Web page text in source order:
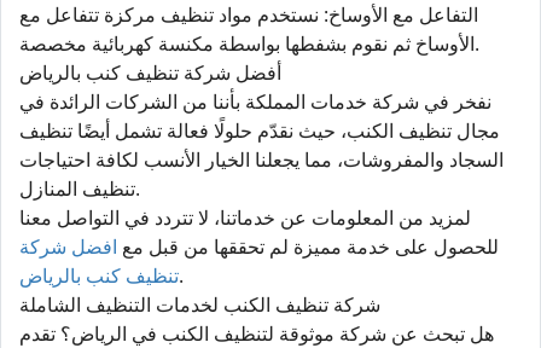
التفاعل مع الأوساخ: نستخدم مواد تنظيف مركزة تتفاعل مع
الأوساخ ثم نقوم بشفطها بواسطة مكنسة كهربائية مخصصة.
أفضل شركة تنظيف كنب بالرياض
نفخر في شركة خدمات المملكة بأننا من الشركات الرائدة في
مجال تنظيف الكنب، حيث نقدّم حلولًا فعالة تشمل أيضًا تنظيف
السجاد والمفروشات، مما يجعلنا الخيار الأنسب لكافة احتياجات
تنظيف المنازل.
لمزيد من المعلومات عن خدماتنا، لا تتردد في التواصل معنا
للحصول على خدمة مميزة لم تحققها من قبل مع افضل شركة
تنظيف كنب بالرياض.
شركة تنظيف الكنب لخدمات التنظيف الشاملة
هل تبحث عن شركة موثوقة لتنظيف الكنب في الرياض؟ تقدم